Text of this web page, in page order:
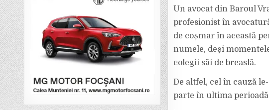
Un avocat din Baroul
profesionist în
de coșmar în această
numele, deși
colegii săi de breaslă.
De altfel, cel în cauză
parte în ultima